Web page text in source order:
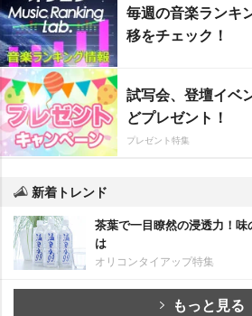
毎週の音楽ランキ
移をチェック！
試写会、登壇イベ
どプレゼント！
プレゼント特集
新着トレンド
茶葉で一目瞭然の浸透力！
は
オリコンタイアップ特集
もっと見る